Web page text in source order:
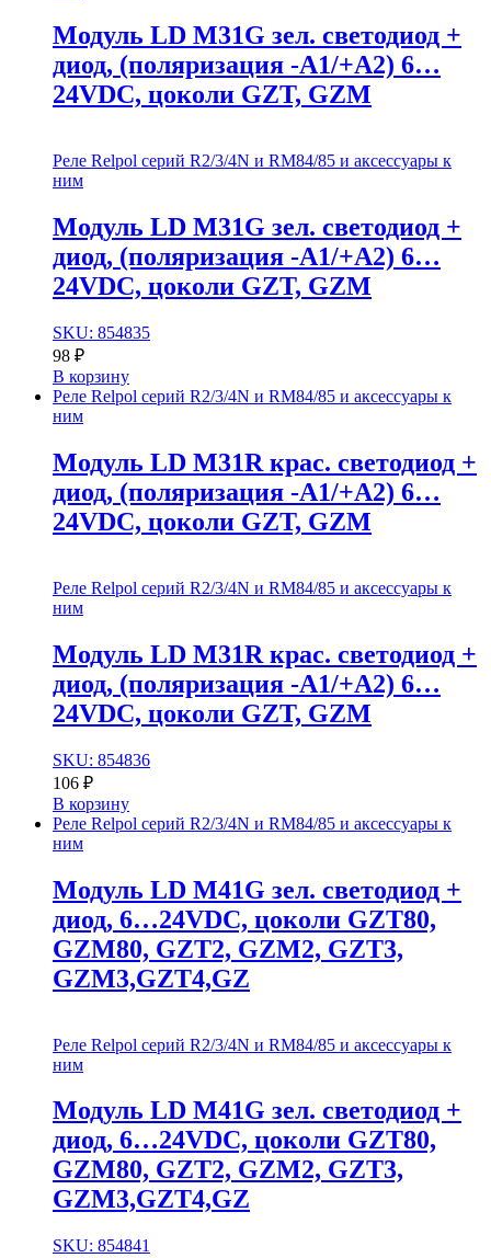
Модуль LD M31G зел. cветодиод +
диод, (поляризация -А1/+А2) 6…
24VDC, цоколи GZT, GZM
Реле Relpol серий R2/3/4N и RM84/85 и аксессуары к
ним
Модуль LD M31G зел. cветодиод +
диод, (поляризация -А1/+А2) 6…
24VDC, цоколи GZT, GZM
SKU: 854835
98 ₽
В корзину
Реле Relpol серий R2/3/4N и RM84/85 и аксессуары к
ним
Модуль LD M31R крас. cветодиод +
диод, (поляризация -А1/+А2) 6…
24VDC, цоколи GZT, GZM
Реле Relpol серий R2/3/4N и RM84/85 и аксессуары к
ним
Модуль LD M31R крас. cветодиод +
диод, (поляризация -А1/+А2) 6…
24VDC, цоколи GZT, GZM
SKU: 854836
106 ₽
В корзину
Реле Relpol серий R2/3/4N и RM84/85 и аксессуары к
ним
Модуль LD M41G зел. cветодиод +
диод, 6…24VDC, цоколи GZT80,
GZM80, GZT2, GZM2, GZT3,
GZM3,GZT4,GZ
Реле Relpol серий R2/3/4N и RM84/85 и аксессуары к
ним
Модуль LD M41G зел. cветодиод +
диод, 6…24VDC, цоколи GZT80,
GZM80, GZT2, GZM2, GZT3,
GZM3,GZT4,GZ
SKU: 854841